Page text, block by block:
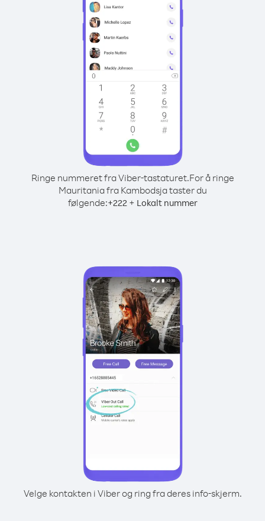
Ringe nummeret fra Viber-tastaturet.For å ringe
Mauritania fra Kambodsja taster du
følgende:+222+ Lokalt nummer
Velge kontakten i Viber og ring fra deres info-skjerm.